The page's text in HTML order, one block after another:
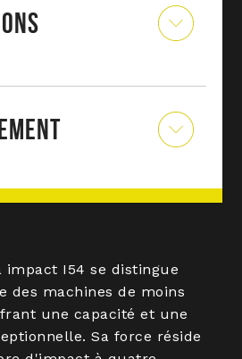
impact I54 se distingue
des machines de moins
une capacité et une
Sa force réside